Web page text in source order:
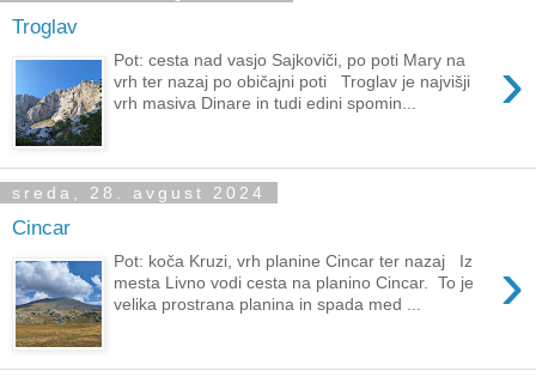
Troglav
›
Pot: cesta nad vasjo Sajkoviči, po poti Mary na
vrh ter nazaj po običajni poti Troglav je najvišji
vrh masiva Dinare in tudi edini spomin...
sreda, 28. avgust 2024
Cincar
›
Pot: koča Kruzi, vrh planine Cincar ter nazaj Iz
mesta Livno vodi cesta na planino Cincar. To je
velika prostrana planina in spada med ...